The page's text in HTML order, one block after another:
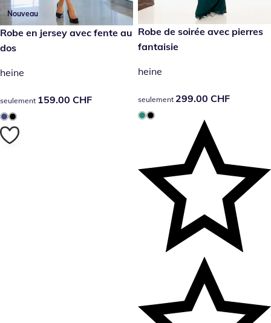
Nouveau
159.00 CHF
Robe en jersey avec fente au
dos
heine
159.00 CHF
seulement 159.00 CHF
299.00 CHF
Robe de soirée avec pierres
fantaisie
heine
299.00 CHF
seulement 299.00 CHF